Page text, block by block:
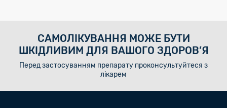
САМОЛІКУВАННЯ МОЖЕ БУТИ
ШКІДЛИВИМ ДЛЯ ВАШОГО ЗДОРОВ’Я
Перед застосуванням препарату проконсультуйтеся з
лікарем